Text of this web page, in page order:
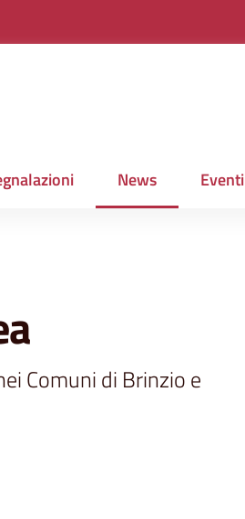
News
Menu selezionato
Eventi
Comuni di Brinzio e